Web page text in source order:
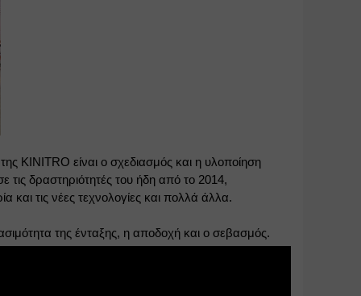
KINITRO είναι ο σχεδιασμός και η υλοποίηση
τις δραστηριότητές του ήδη από το 2014,
τις νέες τεχνολογίες και πολλά άλλα.
της ένταξης, η αποδοχή και ο σεβασμός.